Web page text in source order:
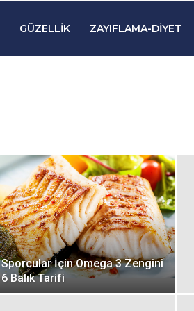
GÜZELLIK ZAYIFLAMA-DIYET
Sporcular İçin Omega 3 Zengini
6 Balık Tarifi